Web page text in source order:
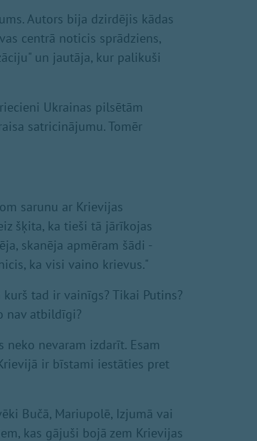
Autors bija dzirdējis kādas
centrā noticis sprādziens,
un jautāja, kur palikuši
Ukrainas pilsētām
satricinājumu. Tomēr
sarunu ar Krievijas
šķita, ka tieši tā jārīkojas
skanēja apmēram šādi -
ka visi vaino krievus."
tad ir vainīgs? Tikai Putins?
nav atbildīgi?
neko nevaram izdarīt. Esam
ir bīstami iestāties pret
Bučā, Mariupolē, Izjumā vai
kas gājuši bojā zem Krievijas